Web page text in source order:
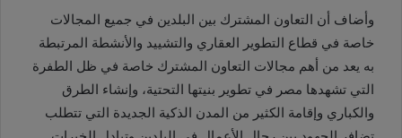
وأضاف أن التعاون المشترك بين البلدين في جميع المجالات
خاصة في قطاع التطوير العقاري والتشييد والأنشطة المرتبطة
به يعد من أهم مجالات التعاون المشترك خاصة في ظل الطفرة
التي تشهدها مصر في تطوير بنيتها التحتية، وإنشاء الطرق
والكباري وإقامة الكثير من المدن الذكية الجديدة التي تتطلب